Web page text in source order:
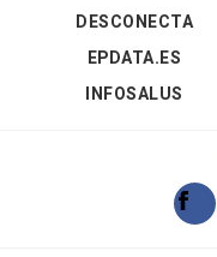
DESCONECTA
EPDATA.ES
INFOSALUS